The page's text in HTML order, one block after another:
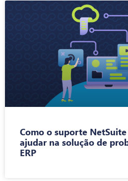
Como o suporte
ajudar na solução de
ERP